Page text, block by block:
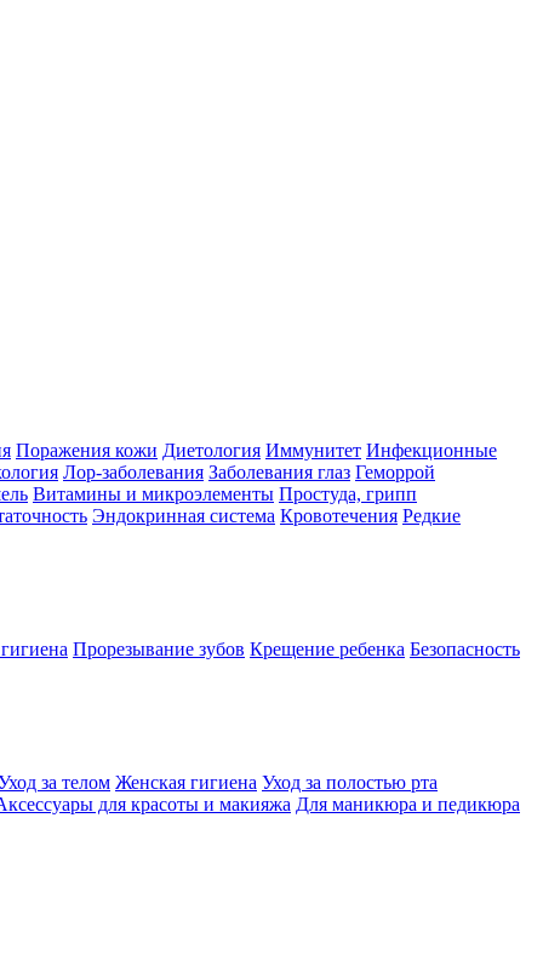
Поражения кожи Диетология Иммунитет Инфекционные
Лор-заболевания Заболевания глаз Геморрой
Витамины и микроэлементы Простуда, грипп
Эндокринная система Кровотечения Редкие
Прорезывание зубов Крещение ребенка Безопасность
за телом Женская гигиена Уход за полостью рта
для красоты и макияжа Для маникюра и педикюра